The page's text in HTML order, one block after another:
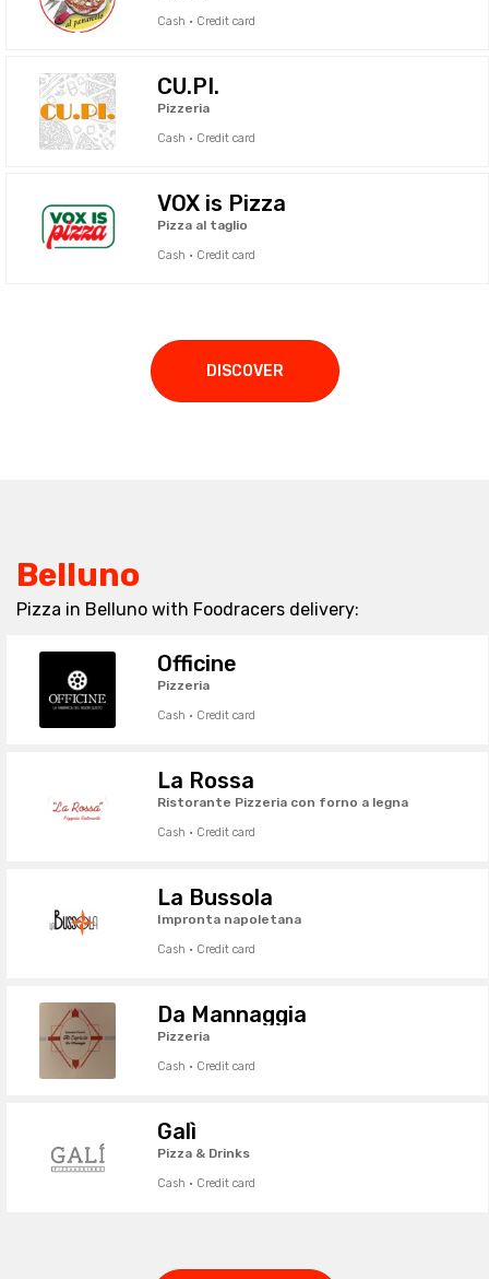
Cash · Credit card
CU.PI.
Pizzeria
Cash · Credit card
VOX is Pizza
Pizza al taglio
Cash · Credit card
DISCOVER
Belluno
Pizza in Belluno with Foodracers delivery:
Officine
Pizzeria
Cash · Credit card
La Rossa
Ristorante Pizzeria con forno a legna
Cash · Credit card
La Bussola
Impronta napoletana
Cash · Credit card
Da Mannaggia
Pizzeria
Cash · Credit card
Galì
Pizza & Drinks
Cash · Credit card